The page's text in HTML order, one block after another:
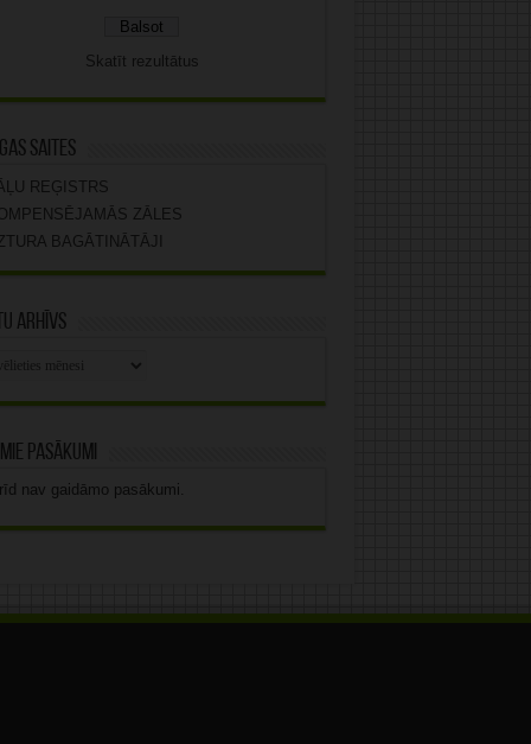
Skatīt rezultātus
saites
REĢISTRS
ZĀLES
BAGĀTINĀTĀJI
arhīvs
pasākumi
nav gaidāmo pasākumi.